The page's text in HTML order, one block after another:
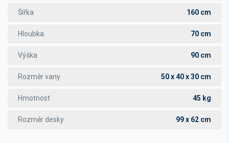
Šířka 160 cm
Hloubka 70 cm
Výška 90 cm
Rozměr vany 50 x 40 x 30 cm
Hmotnost 45 kg
Rozměr desky 99 x 62 cm